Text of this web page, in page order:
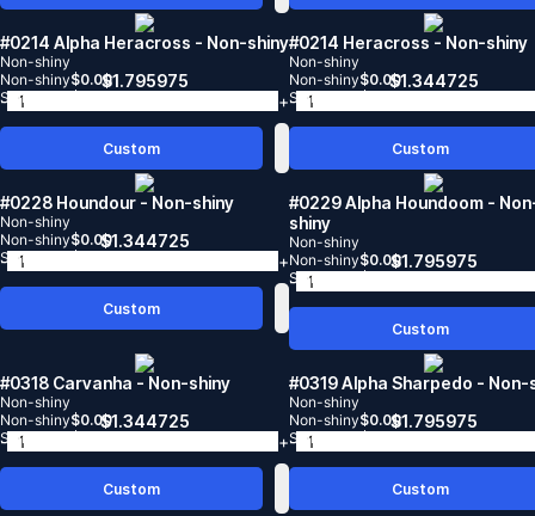
#0214 Alpha Heracross - Non-shiny
Non-shiny
Non-shiny$0.00
Shiny
$1.795975
-
+
Custom
#0214 Heracross - Non-shiny
Non-shiny
Non-shiny$0.00
Shiny
$1.344725
-
Custom
#0228 Houndour - Non-shiny
Non-shiny
Non-shiny$0.00
Shiny
$1.344725
-
+
Custom
#0229 Alpha Houndoom -
shiny
Non-shiny
Non-shiny$0.00
Shiny
$1.795975
-
Custom
#0318 Carvanha - Non-shiny
Non-shiny
Non-shiny$0.00
Shiny
$1.344725
-
+
Custom
#0319 Alpha Sharpedo - Non-
Non-shiny
Non-shiny$0.00
Shiny
$1.795975
-
Custom